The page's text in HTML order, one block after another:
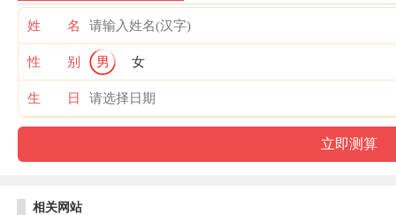
姓 名
性 别 男 女
生 日
相关网站